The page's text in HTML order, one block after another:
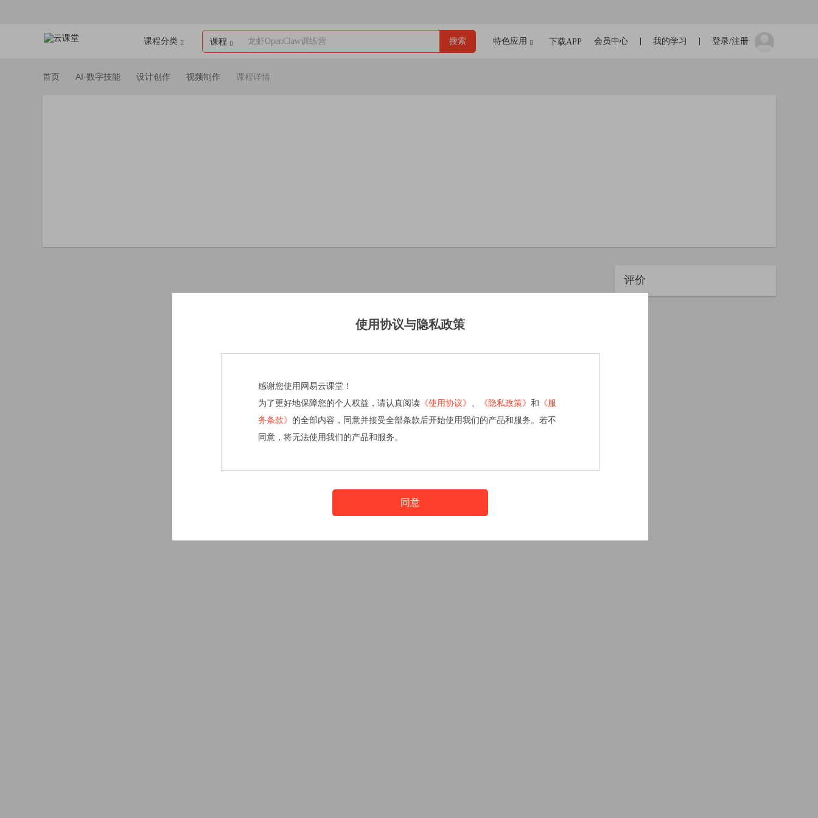
课程分类 课程 龙虾OpenClaw训练营 搜索 特色应用 下载APP 登录/注册
我的学习
会员中心
首页 AI·数字技能 设计创作 视频制作 课程详情
评价
使用协议与隐私政策
感谢您使用网易云课堂！
为了更好地保障您的个人权益，请认真阅读 《使用协议》 《隐私政策》 和 《服
务条款》 的全部内容，同意并接受全部条款后开始使用我们的产品和服务。若不
同意，将无法使用我们的产品和服务。
同意